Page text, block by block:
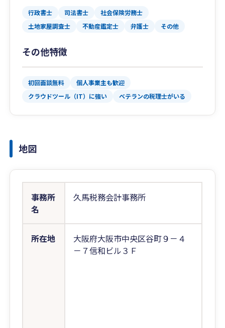
行政書士 司法書士
社会保険労務士
土地家屋調査士
不動産鑑定士 弁護士 その他
その他特徴
初回面談無料
個人事業主も歓迎
クラウドツール（IT）に強い
ベテランの税理士がいる
地図
事務所
名
久馬税務会計事務所
所在地
大阪府大阪市中央区谷町９－４
－７信和ビル３Ｆ